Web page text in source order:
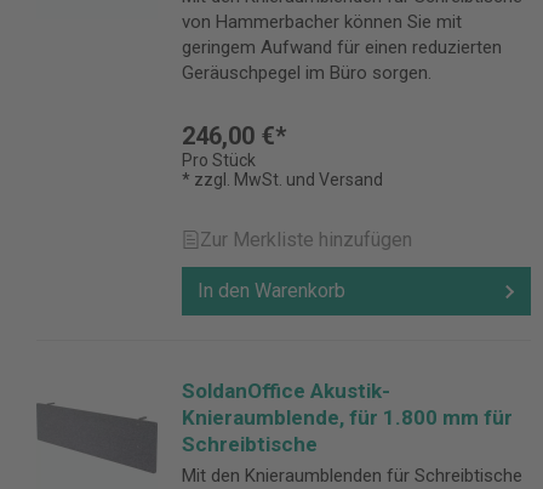
von Hammerbacher können Sie mit
geringem Aufwand für einen reduzierten
Geräuschpegel im Büro sorgen.
246,00 €*
Pro Stück
* zzgl. MwSt. und Versand
Zur Merkliste hinzufügen
In den Warenkorb
SoldanOffice Akustik-
Knieraumblende, für 1.800 mm für
Schreibtische
Mit den Knieraumblenden für Schreibtische